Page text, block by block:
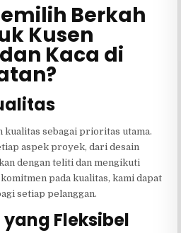
Berkah
Kusen
Kaca di
sebagai prioritas utama.
aspek proyek, dari desain
dengan teliti dan mengikuti
pada kualitas, kami dapat
setiap pelanggan.
Fleksibel